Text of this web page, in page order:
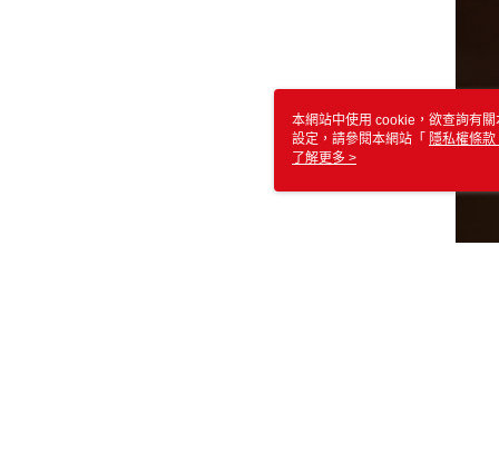
本網站中使用 cookie，欲查詢有
設定，請參閱本網站「 隱私權條款
使用 cookie。
了解更多 >